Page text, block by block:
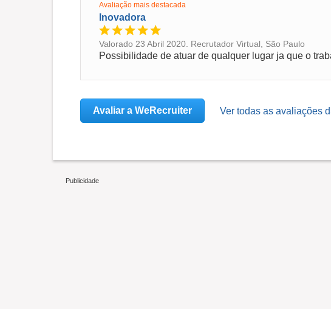
Avaliação mais destacada
Inovadora
Valorado 23 Abril 2020. Recrutador Virtual, São Paulo
Avaliar a WeRecruiter Ver todas as avaliações